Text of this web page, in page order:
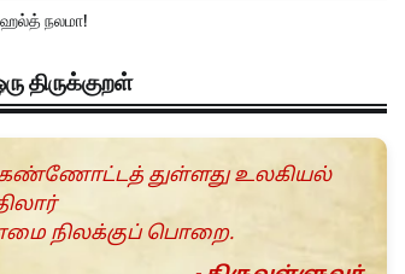
நலமா!
திருக்குறள்
கண்ணோட்டத் துள்ளது உலகியல்
நிலக்குப் பொறை.